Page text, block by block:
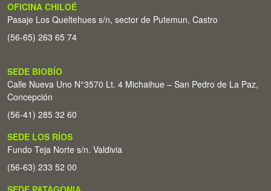
OFICINA CHILOÉ
Pasaje Los Queltehues s/n, sector de Putemun, Castro
(56-65) 263 65 74
SEDE BIOBÍO
Calle Nueva Uno N°3570 Lt. 4 Michaihue – San Pedro de La Paz,
Concepción
(56-41) 285 32 60
SEDE LOS RÍOS
Fundo Teja Norte s/n. Valdivia
(56-63) 233 52 00